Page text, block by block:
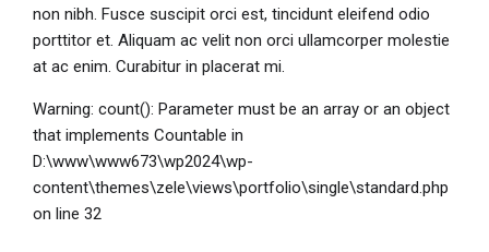
non nibh. Fusce suscipit orci est, tincidunt eleifend odio
porttitor et. Aliquam ac velit non orci ullamcorper molestie
at ac enim. Curabitur in placerat mi.
Warning: count(): Parameter must be an array or an object
that implements Countable in
D:\www\www673\wp2024\wp-
content\themes\zele\views\portfolio\single\standard.php
on line 32